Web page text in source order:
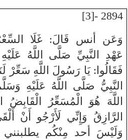
2894 -[3]
وَعَن أنس قَالَ: غَلَا
عَهْدِ النَّبِيِّ صَلَّى اللَّهُ
فَقَالُوا: يَا رَسُولَ اللَّهِ سَعِّرْ
النَّبِيُّ صَلَّى اللَّهُ عَلَيْهِ
اللَّهَ هُوَ الْمُسَعِّرُ الْقَابِضُ
الرَّازِقُ وَإِنِّي لَأَرْجُو أَنْ
وَلَيْسَ أحد مِنْكُم يطلبنني